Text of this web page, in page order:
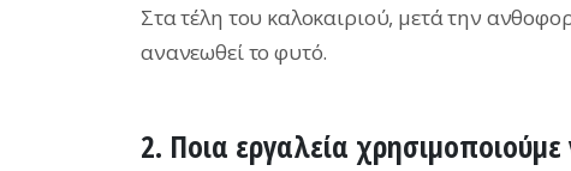
Στα τέλη του καλοκαιριού, μετά την
ανανεωθεί το φυτό.
2. Ποια εργαλεία